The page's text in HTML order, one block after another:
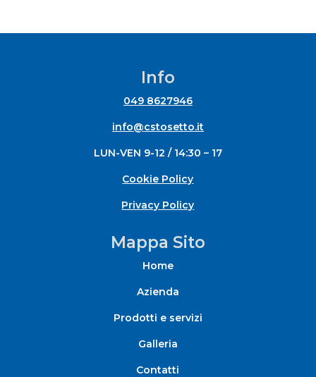
Info
049 8627946
info@cstosetto.it
LUN-VEN 9-12 / 14:30 – 17
Cookie Policy
Privacy Policy
Mappa Sito
Home
Azienda
Prodotti e servizi
Galleria
Contatti